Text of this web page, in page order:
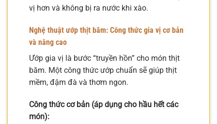
vị hơn và không bị ra nước khi xào.
Nghệ thuật ướp thịt băm: Công thức gia vị cơ bản
và nâng cao
Ướp gia vị là bước “truyền hồn” cho món thịt
băm. Một công thức ướp chuẩn sẽ giúp thịt
mềm, đậm đà và thơm ngon.
Công thức cơ bản (áp dụng cho hầu hết các
món):